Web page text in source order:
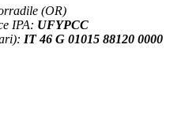
(OR)
IPA: UFYPCC
IT 46 G 01015 88120 0000